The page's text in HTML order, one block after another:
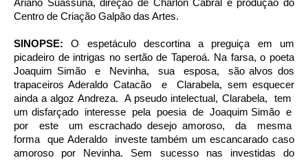
Ariano Suassuna, direção de Charlon Cabral e produção do
Centro de Criação Galpão das Artes.
SINOPSE:O espetáculo descortina a preguiça em um
picadeiro de intrigas no sertão de Taperoá. Na farsa, o poeta
Joaquim Simão e Nevinha, sua esposa, são alvos dos
trapaceiros Aderaldo Catacão e Clarabela, sem esquecer
ainda a algoz Andreza. A pseudo intelectual, Clarabela, tem
um disfarçado interesse pela poesia de Joaquim Simão e
por este um escrachado desejo amoroso, da mesma
forma que Aderaldo investe também um escancarado caso
amoroso por Nevinha. Sem sucesso nas investidas do